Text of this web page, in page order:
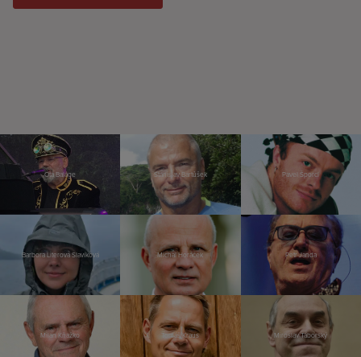
Ota Balage Stanislav Bartůšek Pavel Šporcl
Barbora Literová Slavíková Michal Horáček Petr Janda
Milan Kňažko Tomáš Kraus Miroslav Táborský